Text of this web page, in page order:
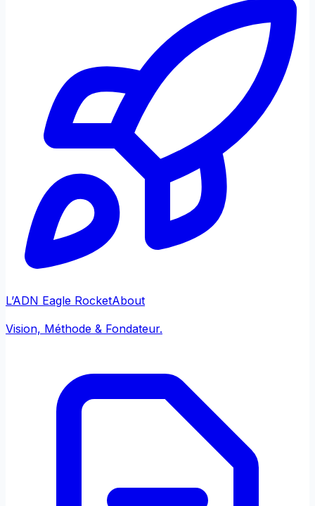
L’ADN Eagle RocketAbout
Vision, Méthode & Fondateur.